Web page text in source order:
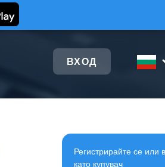
ВХОД
Регистрирайте се или
като купувач